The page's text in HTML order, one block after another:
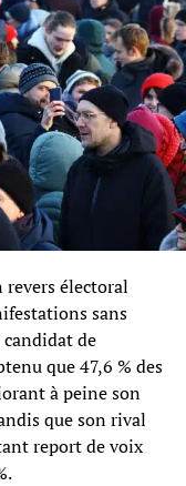
revers électoral
sans
de
que 47,6 % des
à peine son
que son rival
report de voix